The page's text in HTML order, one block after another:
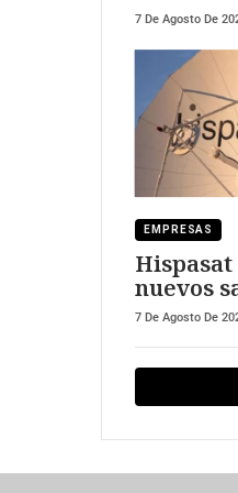
7 De Agosto De
EMPRESAS
nuevos
europeos
7 De Agosto De